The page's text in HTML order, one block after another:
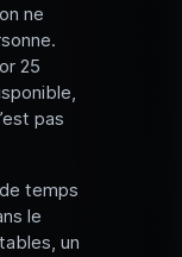
ne
25
pas
temps
le
un